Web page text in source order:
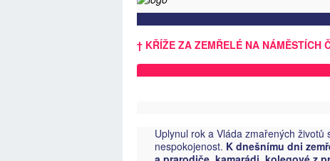
† KŘÍŽE ZA ZEMŘELÉ NA NÁMĚSTÍCH
Uplynul rok a Vláda zmařených
nespokojenost. K dnešnímu dni